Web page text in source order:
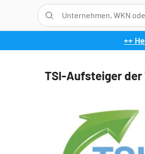
++
TSI-Aufsteiger